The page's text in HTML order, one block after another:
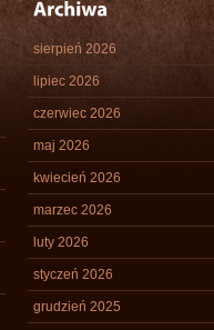
sierpień 2026
lipiec 2026
czerwiec 2026
maj 2026
kwiecień 2026
marzec 2026
luty 2026
styczeń 2026
grudzień 2025